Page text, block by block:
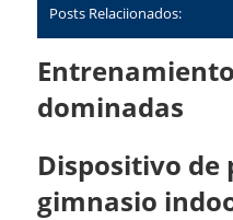
Posts Relaciionados:
Entrenamiento para hacer
dominadas
dispositivo de pull-ups de
gimnasio